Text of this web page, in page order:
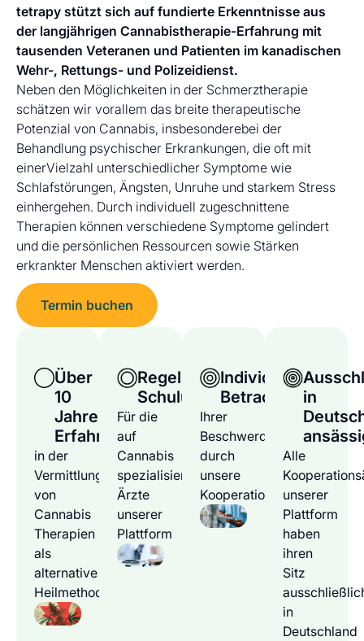
tetrapy stützt sich auf fundierte Erkenntnisse aus
der langjährigen Cannabistherapie-Erfahrung mit
tausenden Veteranen und Patienten im kanadischen
Wehr-, Rettungs- und Polizeidienst.
Neben den Möglichkeiten in der Schmerztherapie
schätzen wir vorallem das breite therapeutische
Potenzial von Cannabis, insbesonderebei der
Behandlung psychischer Erkrankungen, die oft mit
einerVielzahl unterschiedlicher Symptome wie
Schlafstörungen, Ängsten, Unruhe und starkem Stress
einhergehen. Durch individuell zugeschnittene
Therapien können verschiedene Symptome gelindert
und die persönlichen Ressourcen sowie Stärken
erkrankter Menschen aktiviert werden.
Termin buchen
Über
10
Jahre
Erfahrung
in der
Vermittlung
von
Cannabis
Therapien
als
alternative
Heilmethode
Regelmäßige
Schulungen
Für die
auf
Cannabis
spezialisierten
Ärzte
unserer
Plattform
Individuelle
Betrachtung
Ihrer
Beschwerden
durch
unsere
Kooperationsärzte
in
Alle
unserer
Plattform
haben
ihren
Sitz
in
Deutschland